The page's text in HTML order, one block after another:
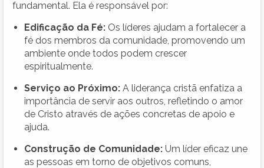
fundamental. Ela é responsável por:
Edificação da Fé: Os líderes ajudam a fortalecer a
fé dos membros da comunidade, promovendo um
ambiente onde todos podem crescer
espiritualmente.
Serviço ao Próximo: A liderança cristã enfatiza a
importância de servir aos outros, refletindo o amor
de Cristo através de ações concretas de apoio e
ajuda.
Construção de Comunidade: Um líder eficaz une
as pessoas em torno de objetivos comuns,